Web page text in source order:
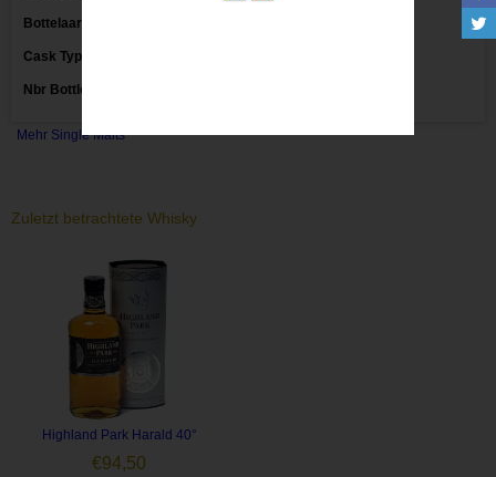
Bottelaar:
Cask Type:
Nbr Bottles:
Mehr Single Malts
Zuletzt betrachtete Whisky
Highland Park Harald 40°
€94,50